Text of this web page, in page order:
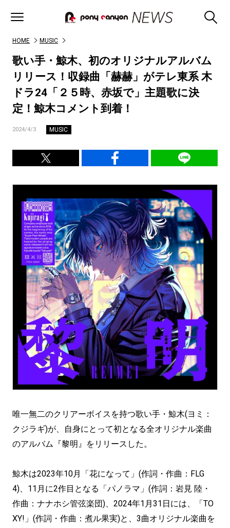
HOME MUSIC
歌い手・鯨木、初のオリジナルアルバム
リリース！収録曲「赫赫」がテレ東系 木
ドラ24「２５時、赤坂で」主題歌に決
定！鯨木コメント到着！
2024/4/3 MUSIC
唯一無二のクリアーボイスを持つ歌い手・鯨木(ヨミ：
クジラギ)が、自身にとって初となる全オリジナル楽曲
のアルバム『黎明』をリリースした。
鯨木は2023年10月「花になって」(作詞・作曲：FLG
4)、11月に2作目となる「パノラマ」(作詞：岩見 陸・
作曲：ナナホシ管弦楽団)、2024年1月31日には、「TO
XY!」(作詞・作曲：煮ル果実)と、3曲オリジナル楽曲を